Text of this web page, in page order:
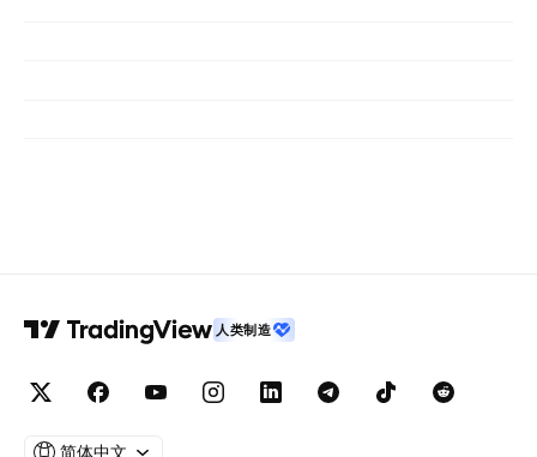
人类制造
简体中文